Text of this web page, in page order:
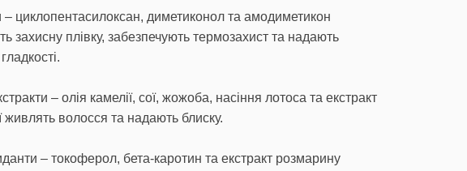
– циклопентасилоксан, диметиконол та амодиметикон
захисну плівку, забезпечують термозахист та надають
– олія камелії, сої, жожоба, насіння лотоса та екстракт
живлять волосся та надають блиску.
– токоферол, бета-каротин та екстракт розмарину